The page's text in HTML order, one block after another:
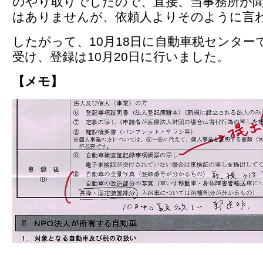
はありませんが、依頼人よりそのように言
したがって、10月18日に自動車税センター
受け、登録は10月20日に行いました。
【メモ】